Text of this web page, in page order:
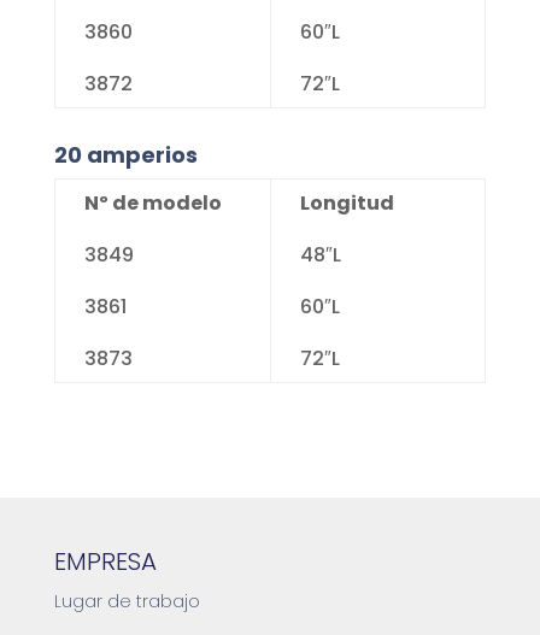
3860
3872
60″L
72″L
20 amperios
Nº de modelo
3849
3861
3873
Longitud
48″L
60″L
72″L
EMPRESA
Lugar de trabajo